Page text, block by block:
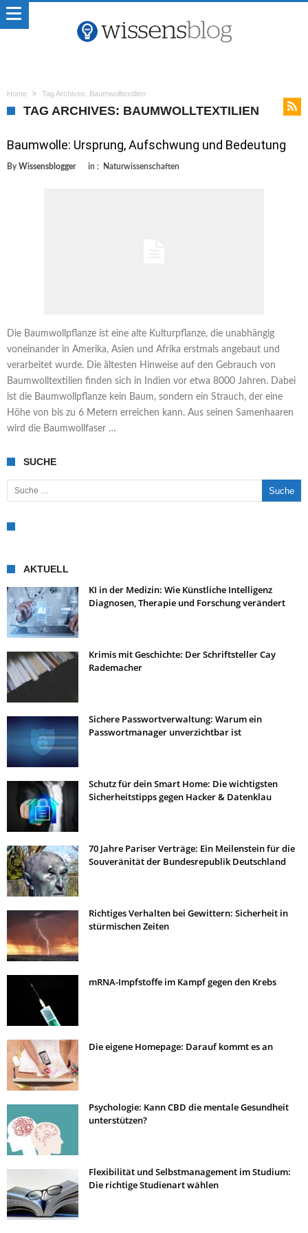
Home Tag Archives: Baumwolltextilien
TAG ARCHIVES: BAUMWOLLTEXTILIEN
Baumwolle: Ursprung, Aufschwung und Bedeutung
By Wissensblogger in : Naturwissenschaften
Die Baumwollpflanze ist eine alte Kulturpflanze, die unabhängig
voneinander in Amerika, Asien und Afrika erstmals angebaut und
verarbeitet wurde. Die ältesten Hinweise auf den Gebrauch von
Baumwolltextilien finden sich in Indien vor etwa 8000 Jahren. Dabei
ist die Baumwollpflanze kein Baum, sondern ein Strauch, der eine
Höhe von bis zu 6 Metern erreichen kann. Aus seinen Samenhaaren
wird die Baumwollfaser …
SUCHE
Suche nach:
AKTUELL
KI in der Medizin: Wie Künstliche Intelligenz
Diagnosen, Therapie und Forschung verändert
Krimis mit Geschichte: Der Schriftsteller Cay
Rademacher
Sichere Passwortverwaltung: Warum ein
Passwortmanager unverzichtbar ist
Schutz für dein Smart Home: Die wichtigsten
Sicherheitstipps gegen Hacker & Datenklau
70 Jahre Pariser Verträge: Ein Meilenstein für die
Souveränität der Bundesrepublik Deutschland
Richtiges Verhalten bei Gewittern: Sicherheit in
stürmischen Zeiten
mRNA-Impfstoffe im Kampf gegen den Krebs
Die eigene Homepage: Darauf kommt es an
Psychologie: Kann CBD die mentale Gesundheit
unterstützen?
Flexibilität und Selbstmanagement im Studium:
Die richtige Studienart wählen